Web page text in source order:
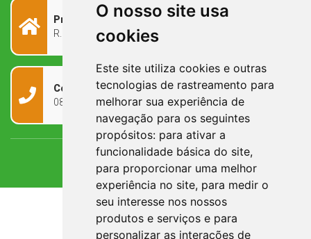
O nosso site usa
cookies
Este site utiliza cookies e outras
tecnologias de rastreamento para
melhorar sua experiência de
navegação para os seguintes
propósitos: para ativar a
funcionalidade básica do site,
para proporcionar uma melhor
experiência no site, para medir o
seu interesse nos nossos
produtos e serviços e para
personalizar as interações de
Prefeitura Municipal
R. Rivadávia Corrêa, 858 - Centro - RS, 97573-010
Contato
0800 090 2050